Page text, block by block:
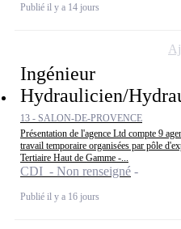
Publié il y a 14 jours
Ingénieur
Hydraulicien/
13 - SALON-DE-PROVENCE
Présentation de l'agence Ltd compte 9
travail temporaire organisées par pôle
Tertiaire Haut de Gamme -...
CDI - Non renseigné
Publié il y a 16 jours